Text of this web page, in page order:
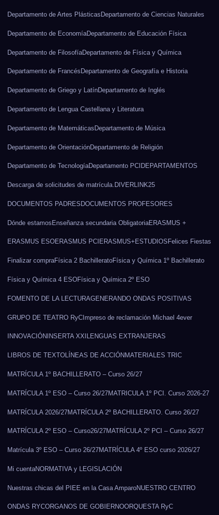
Departamento de Artes Plásticas Departamento de Ciencias Naturales
Departamento de EconomíaDepartamento de Educación Física
Departamento de FilosofíaDepartamento de Física y Química
Departamento de Francés Departamento de Geografía e Historia
Departamento de Griego y LatínDepartamento de Inglés
Departamento de Lengua Castellana y Literatura
Departamento de Matemáticas Departamento de Música
Departamento de OrientaciónDepartamento de Religión
Departamento de TecnologíaDepartamento PCI DEPARTAMENTOS
Descarga de solicitudes de matrícula. DIVERLINK25
DOCUMENTOS PADRES DOCUMENTOS PROFESORES
Dónde estamosEnseñanza secundaria ObligatoriaERASMUS +
ERASMUS ESOERASMUS PCI ERASMUS+ ESTUDIOS Felices Fiestas
Finalizar compraFísica 2 BachilleratoFísica y Química 1º Bachillerato
Física y Química 4 ESOFísica y Química 2º ESO
FOMENTO DE LA LECTURAGENERANDO ONDAS POSITIVAS
GRUPO DE TEATRO RyCImpreso de reclamación Michael 4ever
INNOVACIÓN INSERTA XXI LENGUAS EXTRANJERAS
LIBROS DE TEXTOLÍNEAS DE ACCIÓN MATERIALES TRIC
MATRÍCULA 1º BACHILLERATO – Curso 26/27
MATRÍCULA 1º ESO – Curso 26/27MATRICULA 1º PCI. Curso 2026-27
MATRÍCULA 2026/27MATRÍCULA 2º BACHILLERATO. Curso 26/27
MATRÍCULA 2º ESO – Curso26/27MATRÍCULA 2º PCI – Curso 26/27
Matrícula 3º ESO – Curso 26/27MATRÍCULA 4º ESO curso 2026/27
Mi cuentaNORMATIVA y LEGISLACIÓN
Nuestras chicas del PIEE en la Casa AmparoNUESTRO CENTRO
ONDAS RYCORGANOS DE GOBIERNOORQUESTA RyC